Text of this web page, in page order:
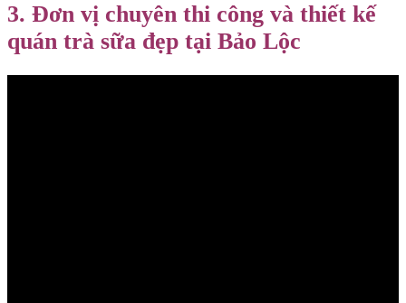
3. Đơn vị chuyên thi công và thiết kế
quán trà sữa đẹp tại Bảo Lộc